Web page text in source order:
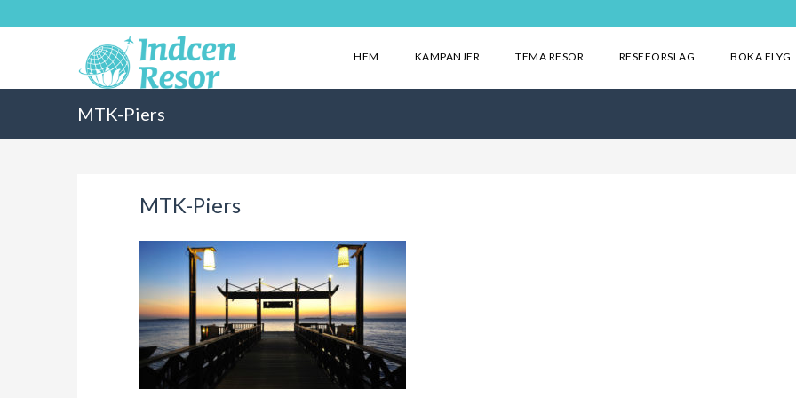
HEM KAMPANJER TEMA RESOR RESEFÖRSLAG BOKA FLYG
MTK-Piers
MTK-Piers